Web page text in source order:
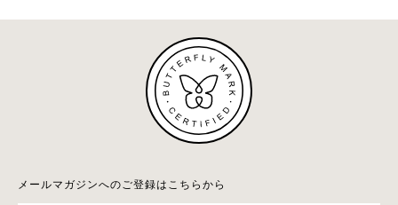
メールマガジンへのご登録はこちらから